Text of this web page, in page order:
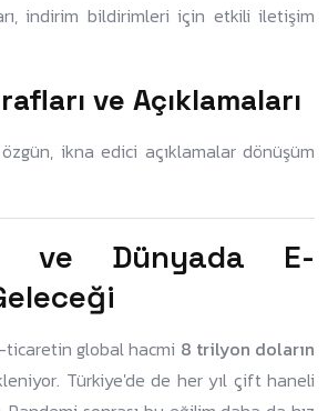
indirim bildirimleri için etkili iletişim
ve Açıklamaları
ikna edici açıklamalar dönüşüm
ve Dünyada E-
ticaretin global hacmi 8 trilyon doların
Türkiye'de de her yıl çift haneli